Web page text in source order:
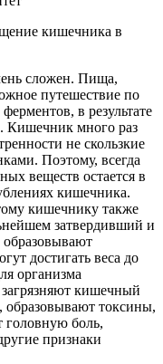
кишечника в
сложен. Пища,
путешествие по
в результате
Кишечник много раз
не скользкие
Поэтому, всегда
веществ остается в
кишечника.
кишечнику также
затвердивший и
достигать веса до
организма
кишечный
образовывают токсины,
головную боль,
признаки